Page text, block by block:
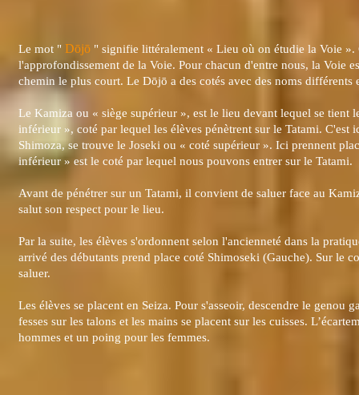
Le mot " Dōjō " signifie littéralement « Lieu où on étudie la Voie
l'approfondissement de la Voie. Pour chacun d'entre nous, la Voie
chemin le plus court. Le Dōjō a des cotés avec des noms différents
Le Kamiza ou « siège supérieur », est le lieu devant lequel se tient
inférieur », coté par lequel les élèves pénètrent sur le Tatami.
Shimoza, se trouve le Joseki ou « coté supérieur ». Ici prennent
inférieur » est le coté par lequel nous pouvons entrer sur le Tatami.
Avant de pénétrer sur un Tatami, il convient de saluer face au
salut son respect pour le lieu.
Par la suite, les élèves s'ordonnent selon l'ancienneté dans la
arrivé des débutants prend place coté Shimoseki (Gauche). Sur le
saluer.
Les élèves se placent en Seiza. Pour s'asseoir, descendre le
fesses sur les talons et les mains se placent sur les cuisses.
hommes et un poing pour les femmes.